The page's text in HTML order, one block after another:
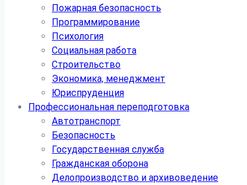
Пожарная безопасность
Программирование
Психология
Социальная работа
Строительство
Экономика, менеджмент
Юриспруденция
Профессиональная переподготовка
Автотранспорт
Безопасность
Государственная служба
Гражданская оборона
Делопроизводство и архивоведение